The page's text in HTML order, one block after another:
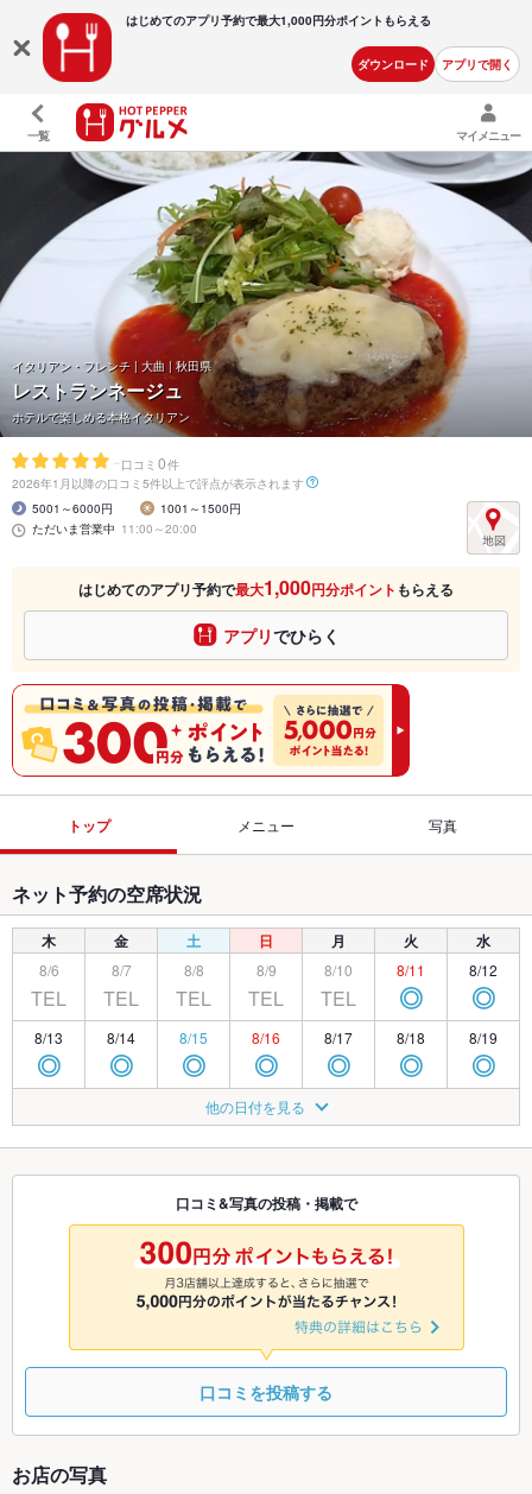
はじめてのアプリ予約で最大1,000円分ポイントもらえる
ダウンロード アプリで開く
一覧 マイメニュー
イタリアン・フレンチ | 大曲 | 秋田県
レストランネージュ
ホテルで楽しめる本格イタリアン
- 口コミ 0件
2026年1月以降の口コミ5件以上で評点が表示されます
5001～6000円
1001～1500円
ただいま営業中 11:00～20:00
はじめてのアプリ予約で最大1,000円分ポイント もらえる
アプリでひらく
トップ メニュー 写真
ネット予約の空席状況
木 金 土 日 月 火 水
8/6
TEL
8/7
TEL
8/8
TEL
8/9
TEL
8/10
TEL
8/11
◎
8/12
◎
8/13
◎
8/14
◎
8/15
◎
8/16
◎
8/17
◎
8/18
◎
8/19
◎
◎ ◎
8/22
◎
8/23
◎
8/24
◎ ◎ ◎
8/27 8/28 8/29
TEL
8/30
◎
8/31
◎
9/1 9/2
9/5
◎ ◎ ◎ ◎
他の日付を見る
口コミ&写真の投稿・掲載で
口コミを投稿する
お店の写真